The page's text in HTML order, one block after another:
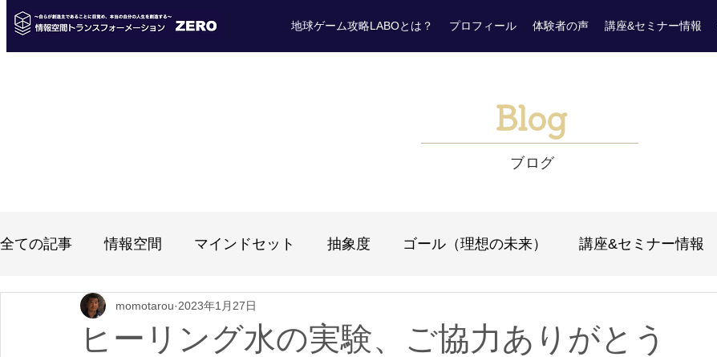
地球ゲーム攻略LABOとは？ プロフィール 体験者の声 講座&セミナー情報
Blog
ブログ
全ての記事 情報空間 マインドセット 抽象度 ゴール（理想の未来） 講座&セミナー情報
体験者の声 個人セッション（ヒーリング）
ヒーリング水の実験、ご協力ありがとう
momotarou 2023年1月27日